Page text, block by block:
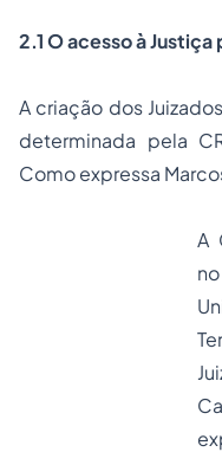
2.1 O acesso à
A criação dos
determinada pela
Como expressa
A